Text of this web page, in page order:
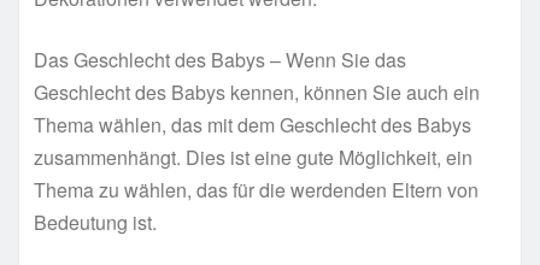
Das Geschlecht des Babys – Wenn Sie das
Geschlecht des Babys kennen, können Sie auch ein
Thema wählen, das mit dem Geschlecht des Babys
zusammenhängt. Dies ist eine gute Möglichkeit, ein
Thema zu wählen, das für die werdenden Eltern von
Bedeutung ist.